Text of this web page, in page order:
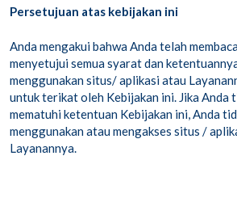
Persetujuan atas kebijakan ini
Anda mengakui bahwa Anda telah
menyetujui semua syarat dan
menggunakan situs/ aplikasi atau
untuk terikat oleh Kebijakan ini. Jika Anda
mematuhi ketentuan Kebijakan ini, Anda
menggunakan atau mengakses situs /
Layanannya.